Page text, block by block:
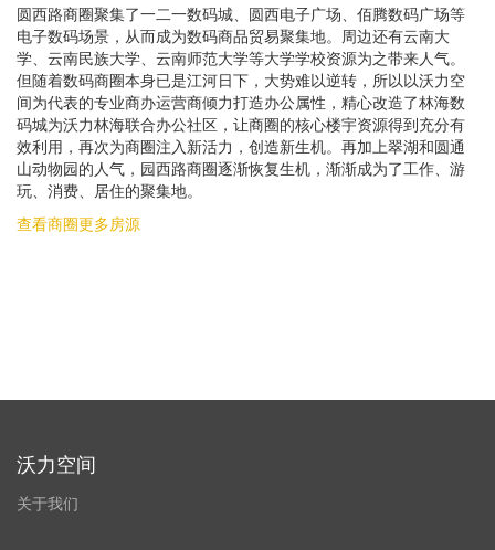
圆西路商圈聚集了一二一数码城、圆西电子广场、佰腾数码广场等
电子数码场景，从而成为数码商品贸易聚集地。周边还有云南大
学、云南民族大学、云南师范大学等大学学校资源为之带来人气。
但随着数码商圈本身已是江河日下，大势难以逆转，所以以沃力空
间为代表的专业商办运营商倾力打造办公属性，精心改造了林海数
码城为沃力林海联合办公社区，让商圈的核心楼宇资源得到充分有
效利用，再次为商圈注入新活力，创造新生机。再加上翠湖和圆通
山动物园的人气，园西路商圈逐渐恢复生机，渐渐成为了工作、游
玩、消费、居住的聚集地。
查看商圈更多房源
沃力空间
关于我们